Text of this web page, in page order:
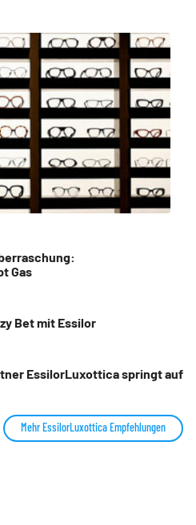
Gas
Bet mit Essilor
EssilorLuxottica springt auf
Mehr EssilorLuxottica Empfehlungen